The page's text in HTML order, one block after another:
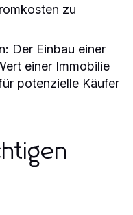
zu
Der Einbau einer
einer Immobilie
potenzielle Käufer